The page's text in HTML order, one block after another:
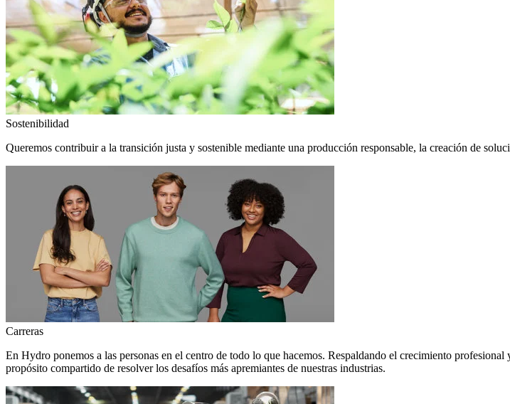
Sostenibilidad
Queremos contribuir a la transición justa y sostenible mediante una producción responsable, la creación de
Carreras
En Hydro ponemos a las personas en el centro de todo lo que hacemos. Respaldando el crecimiento
propósito compartido de resolver los desafíos más apremiantes de nuestras industrias.